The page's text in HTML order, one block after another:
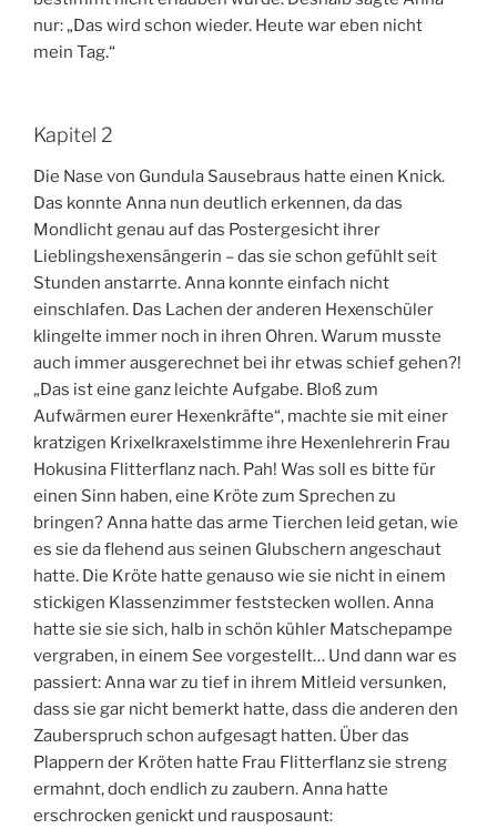
nur: „Das wird schon wieder. Heute war eben nicht
mein Tag.“
Kapitel 2
Die Nase von Gundula Sausebraus hatte einen Knick.
Das konnte Anna nun deutlich erkennen, da das
Mondlicht genau auf das Postergesicht ihrer
Lieblingshexensängerin – das sie schon gefühlt seit
Stunden anstarrte. Anna konnte einfach nicht
einschlafen. Das Lachen der anderen Hexenschüler
klingelte immer noch in ihren Ohren. Warum musste
auch immer ausgerechnet bei ihr etwas schief gehen?!
„Das ist eine ganz leichte Aufgabe. Bloß zum
Aufwärmen eurer Hexenkräfte“, machte sie mit einer
kratzigen Krixelkraxelstimme ihre Hexenlehrerin Frau
Hokusina Flitterflanz nach. Pah! Was soll es bitte für
einen Sinn haben, eine Kröte zum Sprechen zu
bringen? Anna hatte das arme Tierchen leid getan, wie
es sie da flehend aus seinen Glubschern angeschaut
hatte. Die Kröte hatte genauso wie sie nicht in einem
stickigen Klassenzimmer feststecken wollen. Anna
hatte sie sie sich, halb in schön kühler Matschepampe
vergraben, in einem See vorgestellt… Und dann war es
passiert: Anna war zu tief in ihrem Mitleid versunken,
dass sie gar nicht bemerkt hatte, dass die anderen den
Zauberspruch schon aufgesagt hatten. Über das
Plappern der Kröten hatte Frau Flitterflanz sie streng
ermahnt, doch endlich zu zaubern. Anna hatte
erschrocken genickt und rausposaunt: